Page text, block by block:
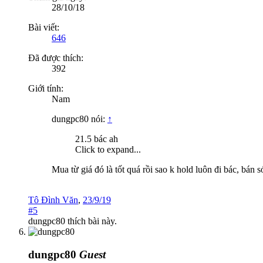
28/10/18
Bài viết:
646
Đã được thích:
392
Giới tính:
Nam
dungpc80 nói: ↑
21.5 bác ah
Click to expand...
Mua từ giá đó là tốt quá rồi sao k hold luôn đi bác, bán
Tô Đình Văn, 23/9/19
#5
dungpc80 thích bài này.
dungpc80 Guest